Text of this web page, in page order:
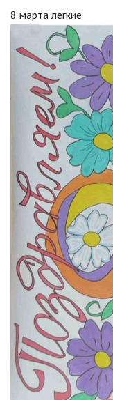
8 марта легкие